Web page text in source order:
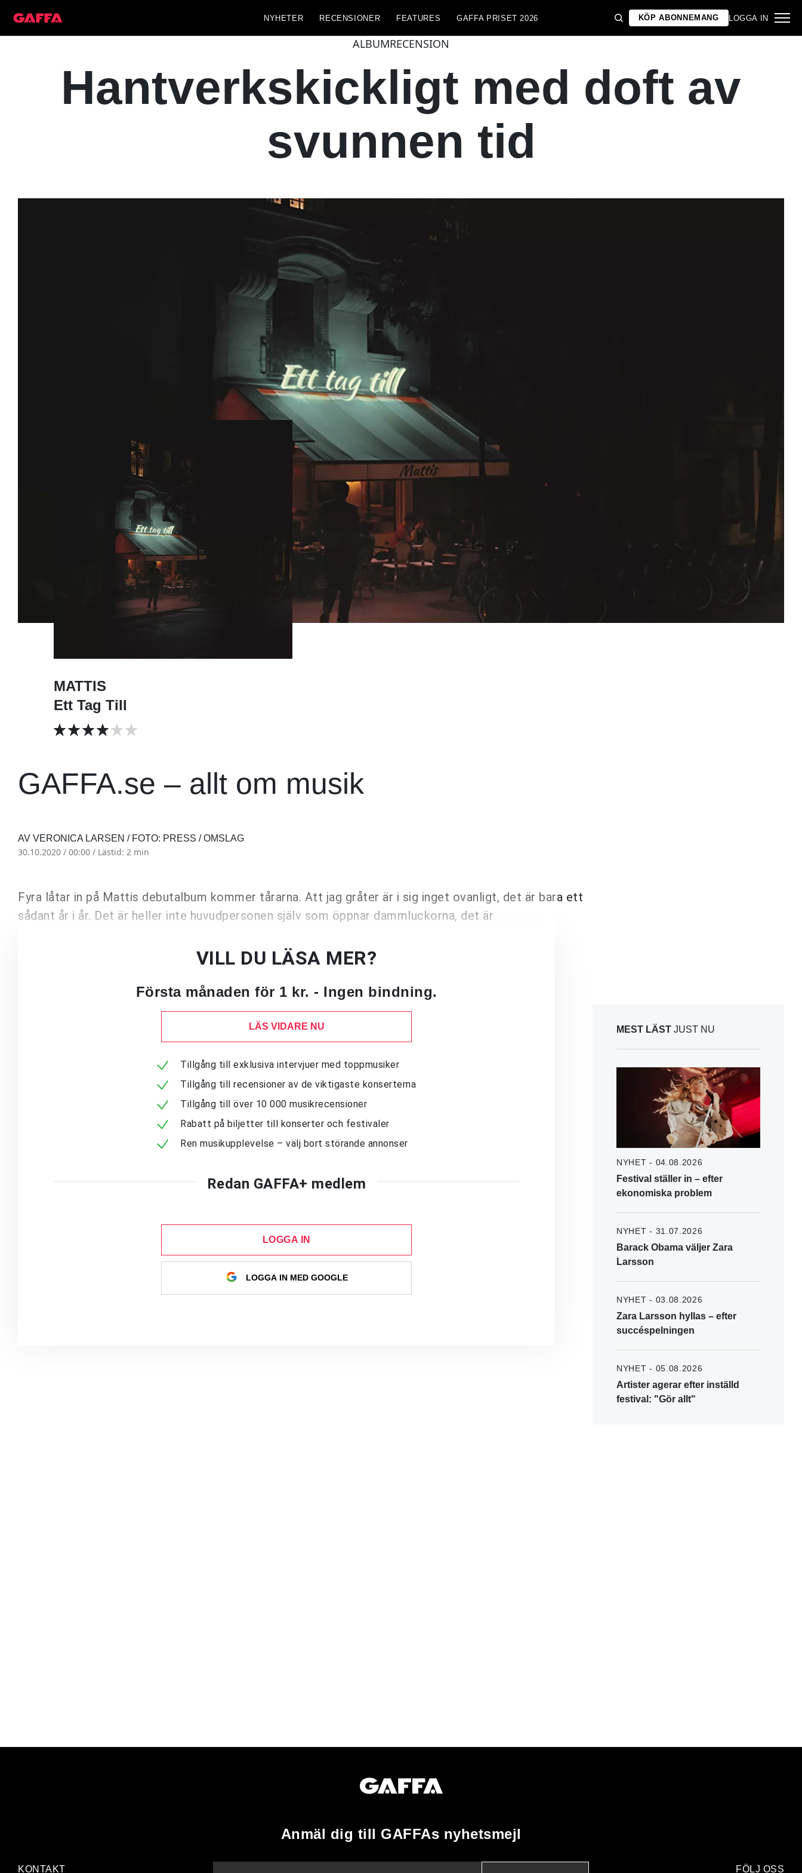
NYHETER RECENSIONER FEATURES GAFFA PRISET 2026 KÖP ABONNEMANG LOGGA IN
ALBUMRECENSION
Hantverkskickligt med doft av
svunnen tid
MATTIS
Ett Tag Till
GAFFA.se – allt om musik
AV VERONICA LARSEN / FOTO: PRESS / OMSLAG
30.10.2020 / 00:00 / Lästid: 2 min
Fyra låtar in på Mattis debutalbum kommer tårarna. Att jag gråter är i sig inget ovanligt, det är bara ett
sådant år i år. Det är heller inte huvudpersonen själv som öppnar dammluckorna, det är
VILL DU LÄSA MER?
Första månaden för 1 kr. - Ingen bindning.
LÄS VIDARE NU
Tillgång till exklusiva intervjuer med toppmusiker
Tillgång till recensioner av de viktigaste konserterna
Tillgång till över 10 000 musikrecensioner
Rabatt på biljetter till konserter och festivaler
Ren musikupplevelse – välj bort störande annonser
Redan GAFFA+ medlem
LOGGA IN
LOGGA IN MED GOOGLE
MEST LÄST JUST NU
NYHET - 04.08.2026
Festival ställer in – efter
ekonomiska problem
NYHET - 31.07.2026
Barack Obama väljer Zara
Larsson
NYHET - 03.08.2026
Zara Larsson hyllas – efter
succéspelningen
NYHET - 05.08.2026
Artister agerar efter inställd
festival: "Gör allt"
Anmäl dig till GAFFAs nyhetsmejl
KONTAKT
FÖLJ OSS